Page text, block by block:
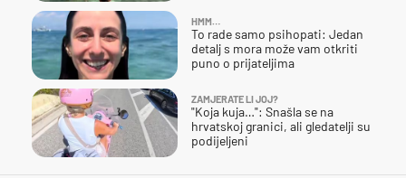
HMM…
To rade samo psihopati: Jedan
detalj s mora može vam otkriti
puno o prijateljima
ZAMJERATE LI JOJ?
"Koja kuja…": Snašla se na
hrvatskoj granici, ali gledatelji su
podijeljeni